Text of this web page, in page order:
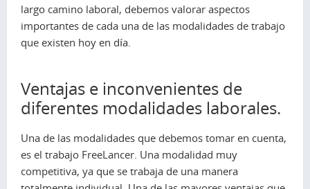
largo camino laboral, debemos valorar aspectos
importantes de cada una de las modalidades de trabajo
que existen hoy en día.
Ventajas e inconvenientes de
diferentes modalidades laborales.
Una de las modalidades que debemos tomar en cuenta,
es el trabajo FreeLancer. Una modalidad muy
competitiva, ya que se trabaja de una manera